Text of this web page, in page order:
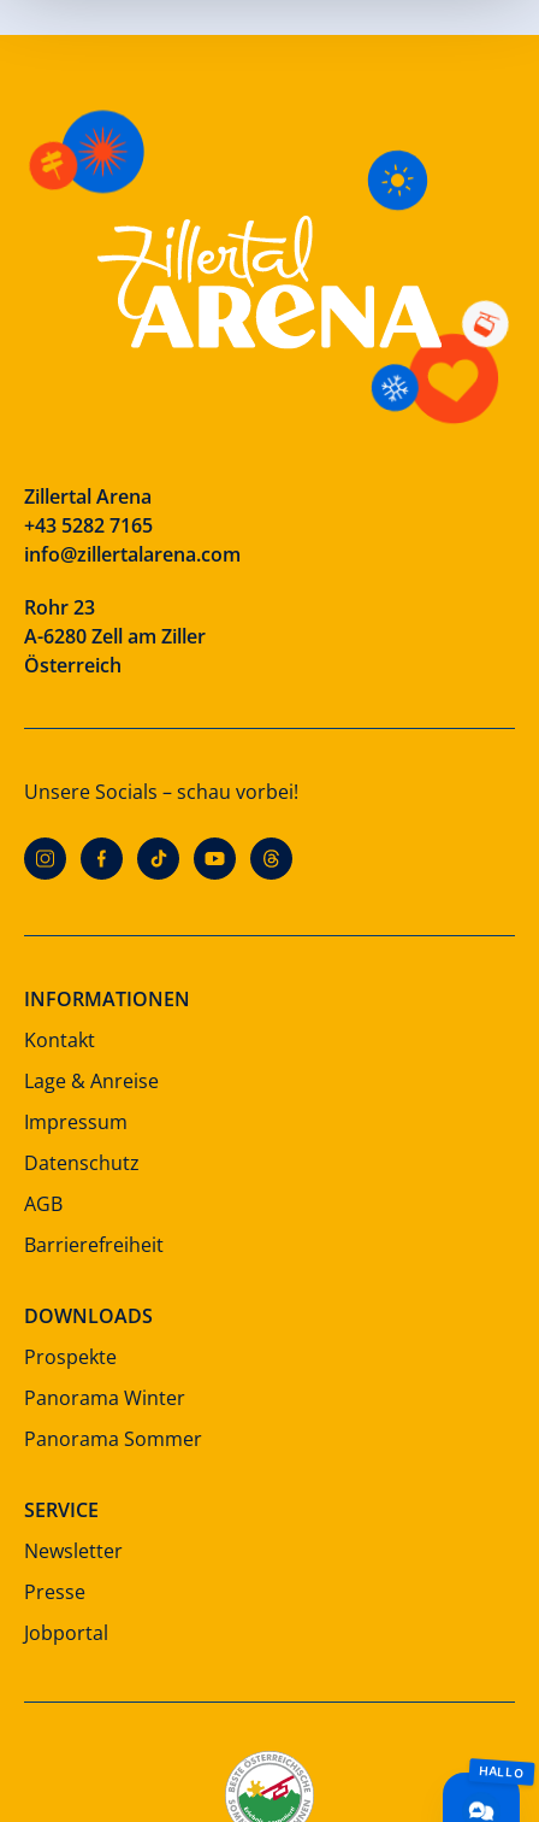
Zillertal Arena
+43 5282 7165
info@zillertalarena.com
Rohr 23
A-6280 Zell am Ziller
Österreich
Unsere Socials – schau vorbei!
INFORMATIONEN
Kontakt
Lage & Anreise
Impressum
Datenschutz
AGB
Barrierefreiheit
DOWNLOADS
Prospekte
Panorama Winter
Panorama Sommer
SERVICE
Newsletter
Presse
Jobportal